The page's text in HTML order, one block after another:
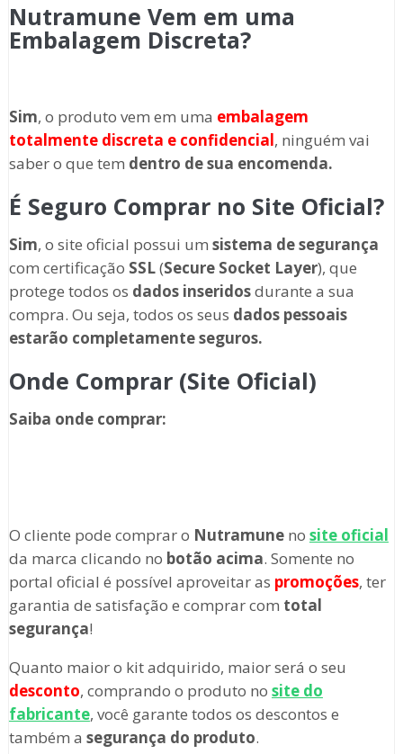
Nutramune Vem em uma
Embalagem Discreta?
Sim, o produto vem em uma embalagem
totalmente discreta e confidencial, ninguém vai
saber o que tem dentro de sua encomenda.
É Seguro Comprar no Site Oficial?
Sim, o site oficial possui um sistema de segurança
com certificação SSL(Secure Socket Layer), que
protege todos os dados inseridosdurante a sua
compra. Ou seja, todos os seus dados pessoais
estarão completamente seguros.
Onde Comprar (Site Oficial)
Saiba onde comprar:
O cliente pode comprar o Nutramune no site oficial
da marca clicando no botão acima. Somente no
portal oficial é possível aproveitar as promoções, ter
garantia de satisfação e comprar com total
segurança!
Quanto maior o kit adquirido, maior será o seu
desconto, comprando o produto no site do
fabricante, você garante todos os descontos e
também a segurança do produto.